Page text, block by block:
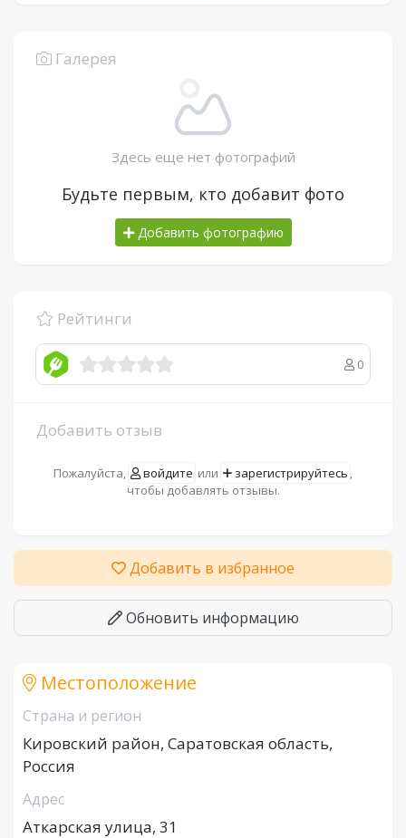
Галерея
Здесь еще нет фотографий
Будьте первым, кто добавит фото
Добавить фотографию
Рейтинги
0
Добавить отзыв
Пожалуйста, войдите или зарегистрируйтесь ,
чтобы добавлять отзывы.
Добавить в избранное
Обновить информацию
Местоположение
Страна и регион
Кировский район, Саратовская область,
Россия
Адрес
Аткарская улица, 31